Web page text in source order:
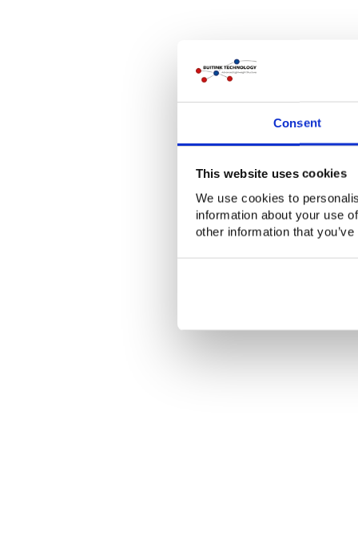
Consent
This website uses cookies
We use cookies to
information about your use
other information that